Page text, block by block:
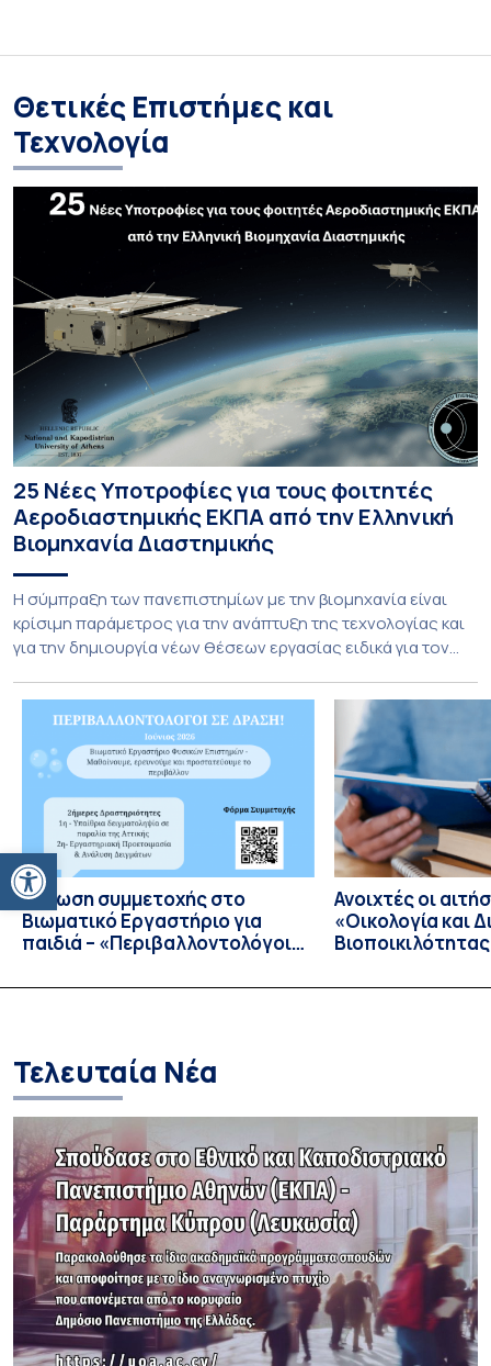
Ανοίξτε τη γραμμή εργαλείων
Θετικές Επιστήμες και
Τεχνολογία
25 Νέες Υποτροφίες για τους φοιτητές
Αεροδιαστημικής ΕΚΠΑ από την Ελληνική
Βιομηχανία Διαστημικής
Η σύμπραξη των πανεπιστημίων με την βιομηχανία είναι
κρίσιμη παράμετρος για την ανάπτυξη της τεχνολογίας και
για την δημιουργία νέων θέσεων εργασίας ειδικά για τον
Επιστήμης & Τεχνολογίας Εθνικού και Καποδιστριακού
Πανεπιστημίου Αθηνών καινοτομεί και εγκαινιάζει μία νέα
εποχή στην συνεργασία με την Ελληνική βιομηχανία
Διαστημικής με την προσφορά […]
Δήλωση συμμετοχής στο
Bιωματικό Eργαστήριο για
παιδιά – «Περιβαλλοντολόγοι
Ανοιχτές οι
«Οικολογία και
Τελευταία Νέα